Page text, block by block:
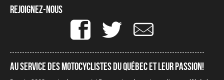
Rejoignez-nous
Au service des motocyclistes du québec et leur passion!